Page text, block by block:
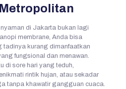
di Jakarta bukan lagi
membrane, Anda bisa
tadinya kurang dimanfaatkan
fungsional dan menawan.
di sore hari yang teduh,
rintik hujan, atau sekadar
tanpa khawatir gangguan cuaca.